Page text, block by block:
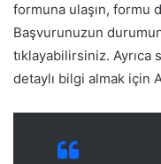
formuna ulaşın, formu
Başvurunuzun
tıklayabilirsiniz. Ayrıca
detaylı bilgi almak için